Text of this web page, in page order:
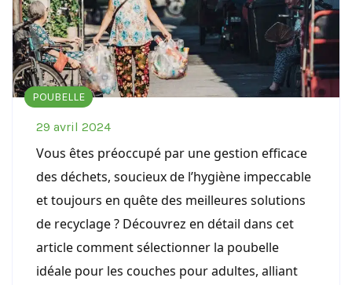
POUBELLE
29 avril 2024
Vous êtes préoccupé par une gestion efficace
des déchets, soucieux de l’hygiène impeccable
et toujours en quête des meilleures solutions
de recyclage ? Découvrez en détail dans cet
article comment sélectionner la poubelle
idéale pour les couches pour adultes, alliant